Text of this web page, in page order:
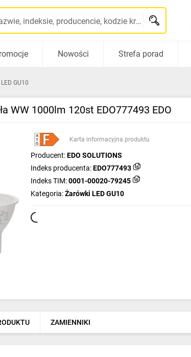
Szukaj po nazwie, indeksie, producencie, kodzie kreskowym...
Nowości Strefa porad
GU10
WW 1000lm 120st EDO777493 EDO
Karta informacyjna produktu
Producent:EDO SOLUTIONS
Indeks producenta:EDO777493
Indeks TIM:0001-00020-79245
Kategoria:Żarówki LED GU10
ZAMIENNIKI